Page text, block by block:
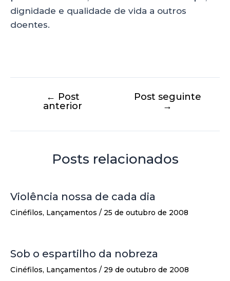
dignidade e qualidade de vida a outros
doentes.
← Post
anterior
Post seguinte
→
Posts relacionados
Violência nossa de cada dia
Cinéfilos, Lançamentos / 25 de outubro de 2008
Sob o espartilho da nobreza
Cinéfilos, Lançamentos / 29 de outubro de 2008